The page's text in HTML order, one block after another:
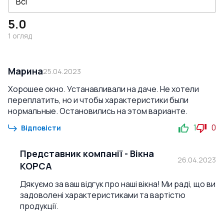
5.0
1 огляд
Марина25.04.2023
Хорошее окно. Устанавливали на даче. Не хотели
переплатить, но и чтобы характеристики были
нормальные. Остановились на этом варианте.
Відповісти 1 0
Представник компанії - Вікна
КОРСА
26.04.2023
Дякуємо за ваш відгук про наші вікна! Ми раді, що ви
задоволені характеристиками та вартістю
продукції.